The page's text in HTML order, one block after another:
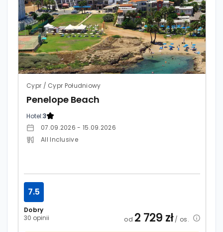
Cypr / Cypr Południowy
Penelope Beach
Hotel:3
07.09.2026 - 15.09.2026
All Inclusive
Dobry
30 opinii
7.5
od 2 729 zł/ os.